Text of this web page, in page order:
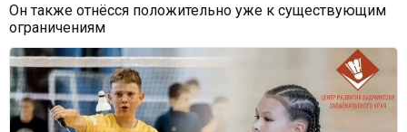
Он также отнёсся положительно уже к существующим
ограничениям